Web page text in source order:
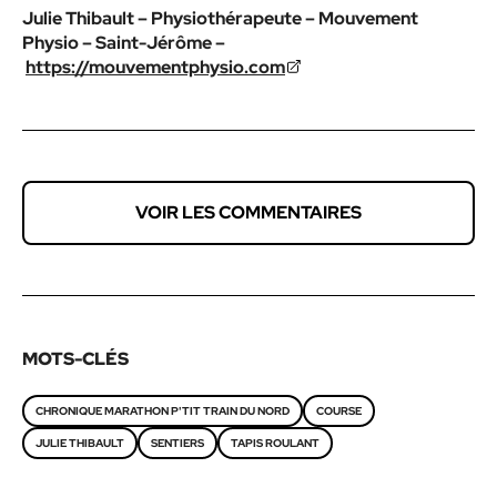
Julie Thibault – Physiothérapeute –Mouvement
Physio – Saint-Jérôme –
https://mouvementphysio.com
VOIR LES COMMENTAIRES
MOTS-CLÉS
CHRONIQUE MARATHON P'TIT TRAIN DU NORD COURSE
JULIE THIBAULT SENTIERS TAPIS ROULANT